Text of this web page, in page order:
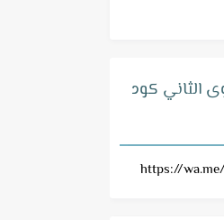
الثاني كود
https://